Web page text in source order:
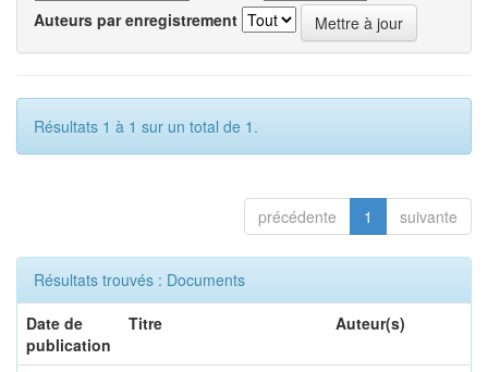
Auteurs par enregistrement
Résultats 1 à 1 sur un total de 1.
précédente 1 suivante
Résultats trouvés : Documents
Date de
publication
Titre Auteur(s)